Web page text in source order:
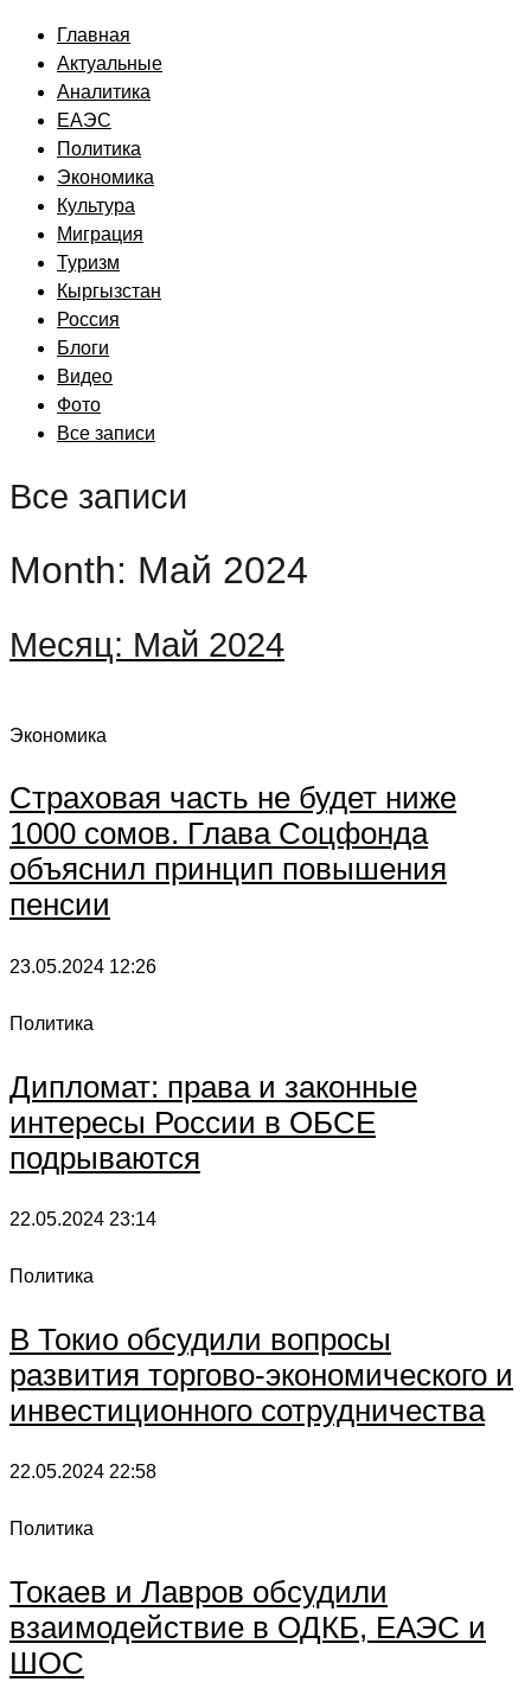
Главная
Актуальные
Аналитика
ЕАЭС
Политика
Экономика
Культура
Миграция
Туризм
Кыргызстан
Россия
Блоги
Видео
Фото
Все записи
Все записи
Month: Май 2024
Месяц: Май 2024
Экономика
Страховая часть не будет ниже
1000 сомов. Глава Соцфонда
объяснил принцип повышения
пенсии
23.05.2024 12:26
Политика
Дипломат: права и законные
интересы России в ОБСЕ
подрываются
22.05.2024 23:14
Политика
В Токио обсудили вопросы
развития торгово-экономического и
инвестиционного сотрудничества
22.05.2024 22:58
Политика
Токаев и Лавров обсудили
взаимодействие в ОДКБ, ЕАЭС и
ШОС